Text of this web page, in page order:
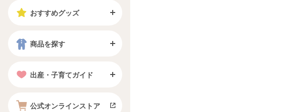
おすすめグッズ
商品を探す
出産・子育てガイド
公式オンラインストア